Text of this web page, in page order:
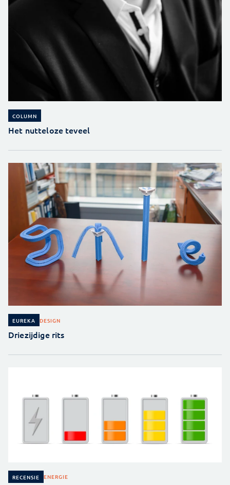
COLUMN
Het nutteloze teveel
EUREKA DESIGN
Driezijdige rits
RECENSIE ENERGIE